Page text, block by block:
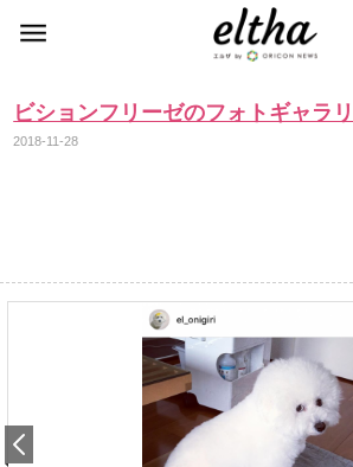
ビションフリーゼのフォトギャラ
2018-11-28